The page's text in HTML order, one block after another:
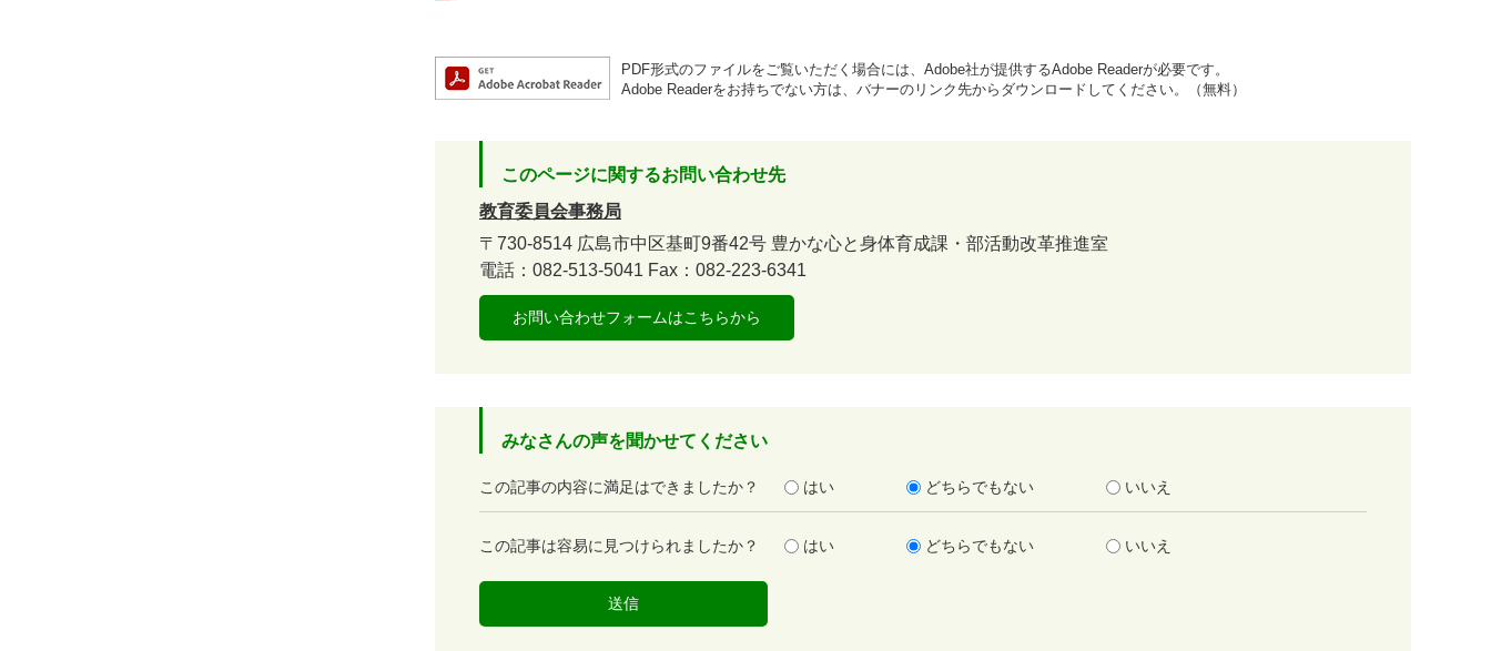
PDF形式のファイルをご覧いただく場合には、Adobe社が提供するAdobe Readerが必要です。
Adobe Readerをお持ちでない方は、バナーのリンク先からダウンロードしてください。（無料）
このページに関するお問い合わせ先
教育委員会事務局
〒730-8514 広島市中区基町9番42号 豊かな心と身体育成課・部活動改革推進室
電話：082-513-5041 Fax：082-223-6341
お問い合わせフォームはこちらから
みなさんの声を聞かせてください
満
足
この記事の内容に満足はできましたか？ はい どちらでもない いいえ
容
この記事は容易に見つけられましたか？ はい どちらでもない いいえ